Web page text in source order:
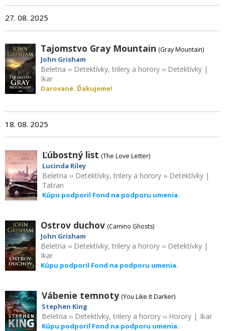
27. 08. 2025
Tajomstvo Gray Mountain (Gray Mountain)
John Grisham
Beletria ›› Detektívky, trilery a horory ›› Detektívky |
Ikar
Darované. Ďakujeme!
18. 08. 2025
Ľúbostný list (The Love Letter)
Lucinda Riley
Beletria ›› Detektívky, trilery a horory›› Detektívky|
Tatran
Kúpu podporil Fond na podporu umenia.
Ostrov duchov (Camino Ghosts)
John Grisham
Beletria ›› Detektívky, trilery a horory ›› Detektívky |
Ikar
Kúpu podporil Fond na podporu umenia.
Vábenie temnoty (You Like It Darker)
Stephen King
Beletria ›› Detektívky, trilery a horory›› Horory| Ikar
Kúpu podporil Fond na podporu umenia.